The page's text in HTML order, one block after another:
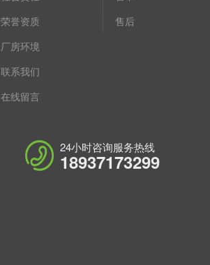
荣誉资质
厂房环境
联系我们
在线留言
售后
24小时咨询服务热线
18937173299